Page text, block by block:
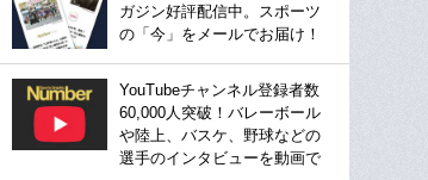
ガジン好評配信中。スポーツ
の「今」をメールでお届け！
YouTubeチャンネル登録者数
60,000人突破！バレーボール
や陸上、バスケ、野球などの
選手のインタビューを動画で